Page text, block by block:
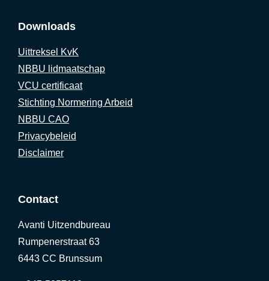
Downloads
Uittreksel KvK
NBBU lidmaatschap
VCU certificaat
Stichting Normering Arbeid
NBBU CAO
Privacybeleid
Disclaimer
Contact
Avanti Uitzendbureau
Rumpenerstraat 63
6443 CC Brunssum